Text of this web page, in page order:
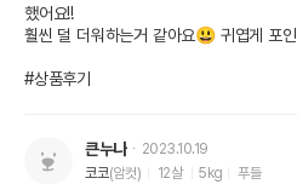
했어요!!
훨씬 덜 더워하는거 같아요😃 귀엽게 포
#상품후기
큰누나
2023.10.19
코코(암컷) 12살 5kg 푸들